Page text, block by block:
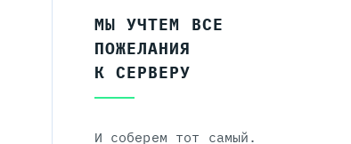
МЫ УЧТЕМ ВСЕ
ПОЖЕЛАНИЯ
К СЕРВЕРУ
И соберем тот самый.